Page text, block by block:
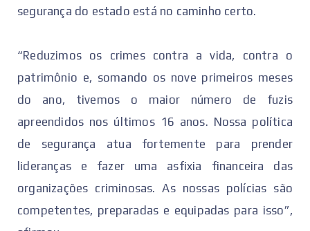
segurança do estado está no caminho certo.
“Reduzimos os crimes contra a vida, contra o
patrimônio e, somando os nove primeiros meses
do ano, tivemos o maior número de fuzis
apreendidos nos últimos 16 anos. Nossa política
de segurança atua fortemente para prender
lideranças e fazer uma asfixia financeira das
organizações criminosas. As nossas polícias são
competentes, preparadas e equipadas para isso”,